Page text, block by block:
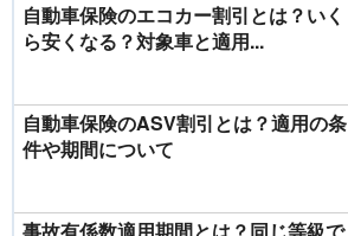
自動車保険のエコカー割引とは？いく
ら安くなる？対象車と適用...
自動車保険のASV割引とは？適用の条
件や期間について